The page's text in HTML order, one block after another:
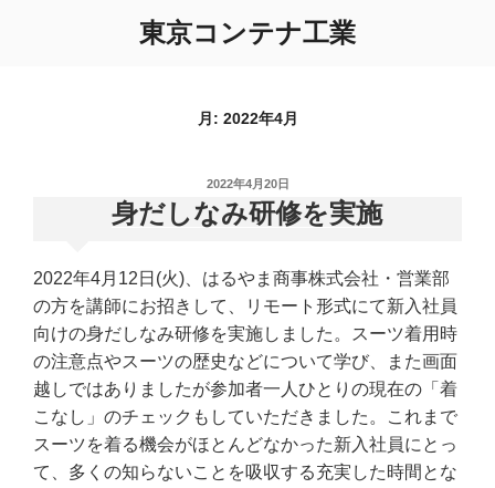
東京コンテナ工業
月: 2022年4月
投
稿
日:
2022年4月20日
身だしなみ研修を実施
2022年4月12日(火)、はるやま商事株式会社・営業部
の方を講師にお招きして、リモート形式にて新入社員
向けの身だしなみ研修を実施しました。スーツ着用時
の注意点やスーツの歴史などについて学び、また画面
越しではありましたが参加者一人ひとりの現在の「着
こなし」のチェックもしていただきました。これまで
スーツを着る機会がほとんどなかった新入社員にとっ
て、多くの知らないことを吸収する充実した時間とな